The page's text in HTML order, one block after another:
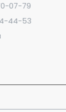
07-79
44-53